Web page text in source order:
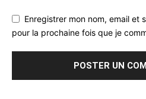
Enregistrer mon nom, email et
pour la prochaine fois que je